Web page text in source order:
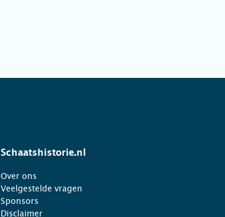
Schaatshistorie.nl
Over ons
Veelgestelde vragen
Sponsors
Disclaimer